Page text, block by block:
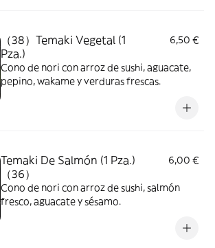
（38）Temaki Vegetal (1
Pza.)
6,50 €
Cono de nori con arroz de sushi, aguacate,
pepino, wakame y verduras frescas.
Temaki De Salmón (1 Pza.)
（36）
6,00 €
Cono de nori con arroz de sushi, salmón
fresco, aguacate y sésamo.